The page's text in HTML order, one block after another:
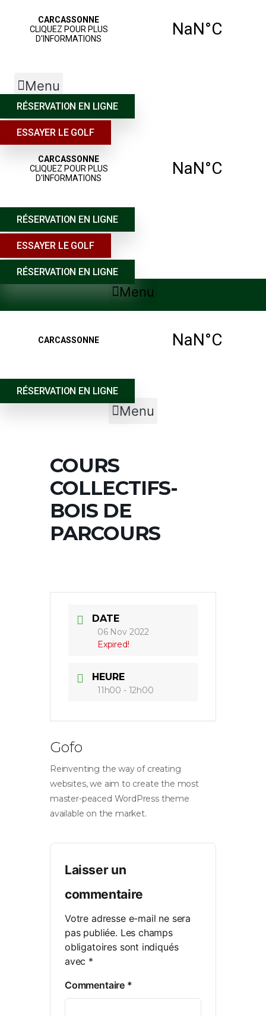
Menu
RÉSERVATION EN LIGNE
ESSAYER LE GOLF
RÉSERVATION EN LIGNE
ESSAYER LE GOLF
RÉSERVATION EN LIGNE
Menu
RÉSERVATION EN LIGNE
Menu
COURS
COLLECTIFS-
BOIS DE
PARCOURS
DATE
06 Nov 2022
Expired!
HEURE
11h00 - 12h00
Gofo
Reinventing the way of creating
websites, we aim to create the most
master-peaced WordPress theme
available on the market.
Laisser un
commentaire
Votre adresse e-mail ne sera
pas publiée. Les champs
obligatoires sont indiqués
avec *
Commentaire *